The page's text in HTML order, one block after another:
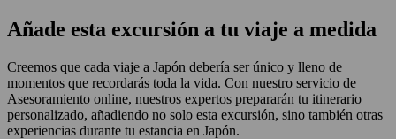
Añade esta excursión a tu viaje a medida
Creemos que cada viaje a Japón debería ser único y lleno de
momentos que recordarás toda la vida. Con nuestro servicio de
Asesoramiento online, nuestros expertos prepararán tu itinerario
personalizado, añadiendo no solo esta excursión, sino también otras
experiencias durante tu estancia en Japón.